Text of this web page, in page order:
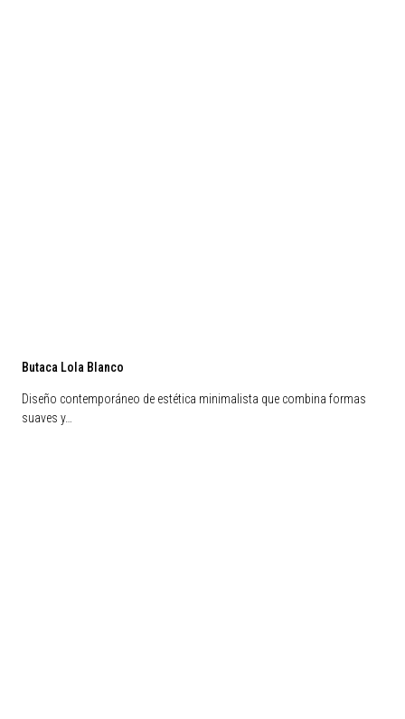
Butaca Lola Blanco
Diseño contemporáneo de estética minimalista que combina formas
suaves y…